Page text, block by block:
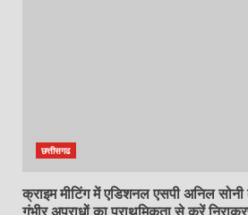
छत्तीसगढ
क्राइम मीटिंग में एडिशनल एसपी अनिल
गंभीर अपराधों का प्राथमिकता से करें